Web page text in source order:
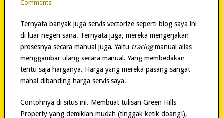
Comments
Ternyata banyak juga servis vectorize seperti blog saya ini
di luar negeri sana. Ternyata juga, mereka mengerjakan
prosesnya secara manual juga. Yaitu tracingmanual alias
menggambar ulang secara manual. Yang membedakan
tentu saja harganya. Harga yang mereka pasang sangat
mahal dibanding harga servis saya.
Contohnya di situs ini. Membuat tulisan Green Hills
Property yang demikian mudah (tinggak ketik doang!),